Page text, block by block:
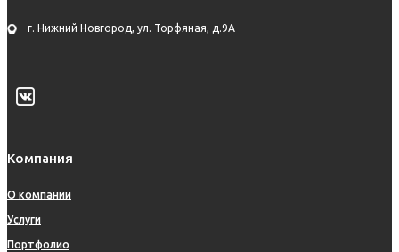
г. Нижний Новгород, ул. Торфяная, д.9А
Компания
О компании
Услуги
Портфолио